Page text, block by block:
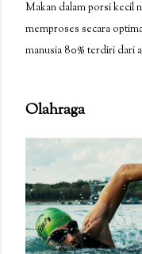
Makan dalam porsi kecil
memproses secara
manusia 80% terdiri dari
Olahraga